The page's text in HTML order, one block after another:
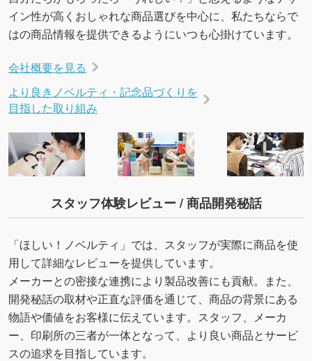
イン性が高くおしゃれな商品選びを中心に、私たちならで
はの商品情報を提供できるようにいつも心掛けています。
会社概要を見る
より良きノベルティ・記念品づくりを
目指した取り組み
スタッフ体験レビュー / 商品開発秘話
「ほしい！ノベルティ」では、スタッフが実際に商品を使
用して詳細なレビューを提供しています。
メーカーとの密接な連携により製品改善にも貢献。また、
開発秘話の取材や正直な評価を通じて、商品の背景にある
物語や価値をお客様に伝えています。スタッフ、メーカ
ー、印刷所の三者が一体となって、より良い商品とサービ
スの追求を目指しています。